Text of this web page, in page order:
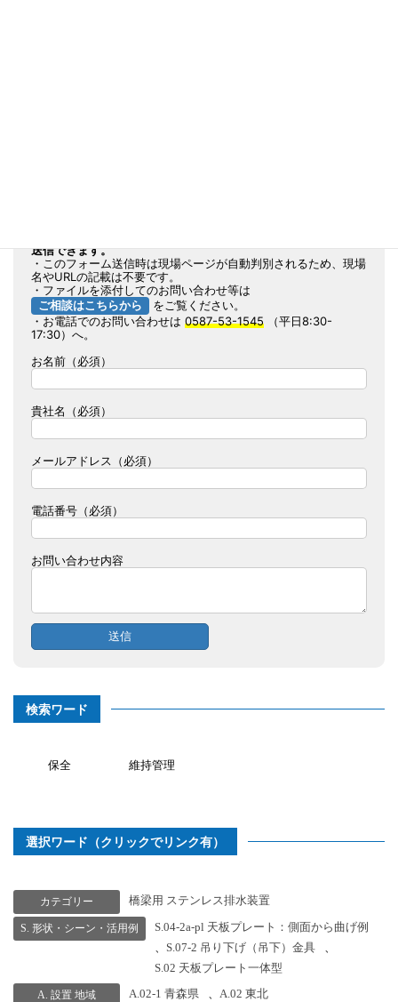
送信できます。
・このフォーム送信時は現場ページが自動判別されるため、現場
名やURLの記載は不要です。
・ファイルを添付してのお問い合わせ等は
ご相談はこちらから
をご覧ください。
・お電話でのお問い合わせは 0587-53-1545 （平日8:30-
17:30）へ。
お名前（必須）
貴社名（必須）
メールアドレス（必須）
電話番号（必須）
お問い合わせ内容
検索ワード
保全 維持管理
選択ワード（クリックでリンク有）
カテゴリー 橋梁用 ステンレス排水装置
S. 形状・シーン・活用例
S.04-2a-pl 天板プレート：側面から曲げ例
、 S.07-2 吊り下げ（吊下）金具
、
S.02 天板プレート一体型
A. 設置 地域 A.02-1 青森県 A.02 東北